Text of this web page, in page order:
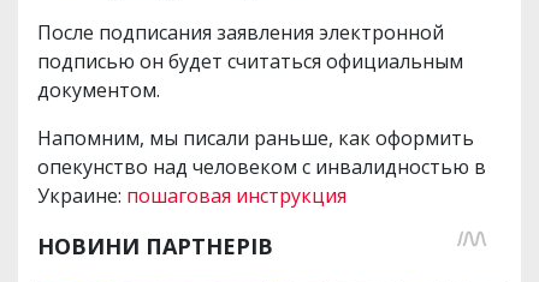
После подписания заявления электронной
подписью он будет считаться официальным
документом.
Напомним, мы писали раньше, как оформить
опекунство над человеком с инвалидностью в
Украине: пошаговая инструкция